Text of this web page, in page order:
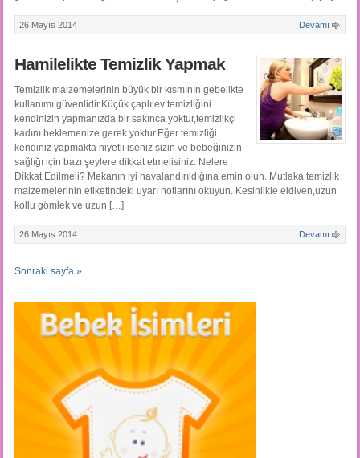
26 Mayıs 2014 Devamı
Hamilelikte Temizlik Yapmak
Temizlik malzemelerinin büyük bir kısmının gebelikte
kullanımı güvenlidir.Küçük çaplı ev temizliğini
kendinizin yapmanızda bir sakınca yoktur,temizlikçi
kadını beklemenize gerek yoktur.Eğer temizliği
kendiniz yapmakta niyetli iseniz sizin ve bebeğinizin
sağlığı için bazı şeylere dikkat etmelisiniz. Nelere
Dikkat Edilmeli? Mekanın iyi havalandırıldığına emin olun. Mutlaka temizlik
malzemelerinin etiketindeki uyarı notlarını okuyun. Kesinlikle eldiven,uzun
kollu gömlek ve uzun […]
26 Mayıs 2014 Devamı
Sonraki sayfa »